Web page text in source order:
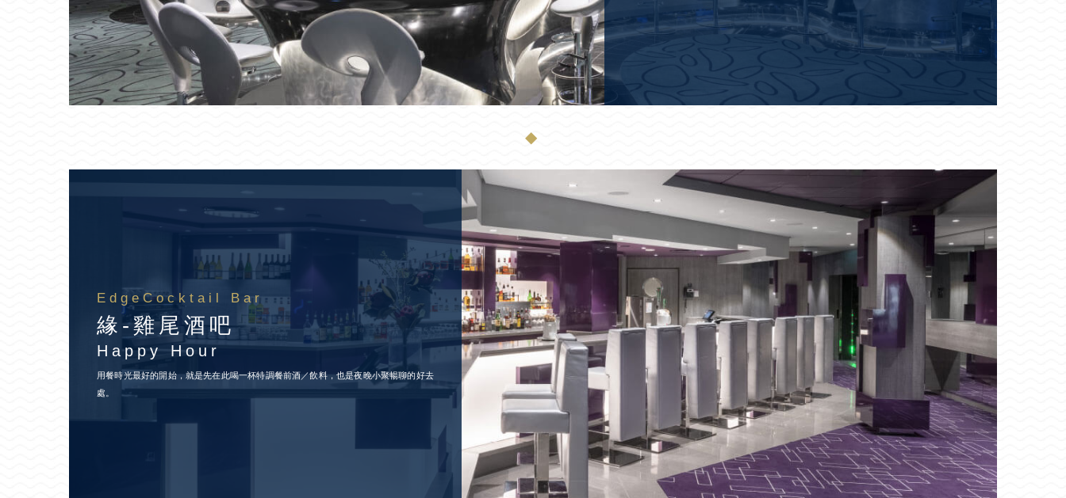
◆
EdgeCocktail Bar
緣-雞尾酒吧
Happy Hour
用餐時光最好的開始，就是先在此喝一杯特調餐前酒／飲料，也是夜晚小聚暢聊的好去
處。